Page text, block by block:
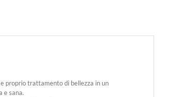
proprio trattamento di bellezza in un
e sana.